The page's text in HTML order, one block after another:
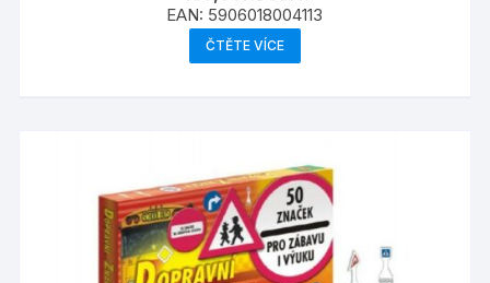
EAN: 5906018004113
ČTĚTE VÍCE